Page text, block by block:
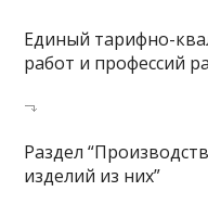
Единый тарифно-
работ и профессий
Раздел
изделий из них”